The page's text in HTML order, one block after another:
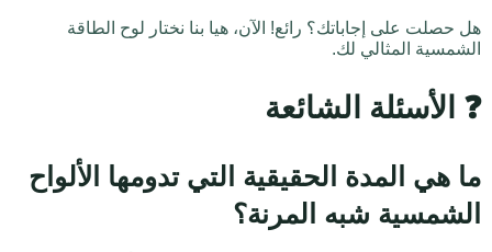
هل حصلت على إجاباتك؟ رائع! الآن، هيا بنا نختار لوح الطاقة
الشمسية المثالي لك.
❓ الأسئلة الشائعة
ما هي المدة الحقيقية التي تدومها الألواح
الشمسية شبه المرنة؟